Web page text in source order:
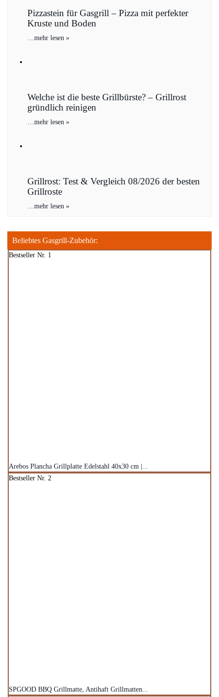
Pizzastein für Gasgrill – Pizza mit perfekter
Kruste und Boden
…mehr lesen »
Welche ist die beste Grillbürste? – Grillrost
gründlich reinigen
…mehr lesen »
Grillrost: Test & Vergleich 08/2026 der besten
Grillroste
…mehr lesen »
Beliebtes Gasgrill-Zubehör:
Bestseller Nr. 1
Arebos Plancha Grillplatte Edelstahl 40x30 cm |...
Bestseller Nr. 2
SPGOOD BBQ Grillmatte, Antihaft Grillmatten...